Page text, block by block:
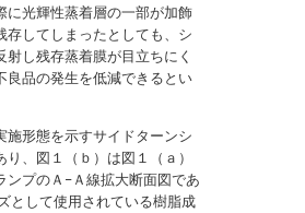
に光輝性蒸着層の一部が加飾
存してしまったとしても、シ
し残存蒸着膜が目立ちにく
良品の発生を低減できるとい
施形態を示すサイドターンシ
、図１（ｂ）は図１（ａ）
ンプのＡ−Ａ線拡大断面図であ
として使用されている樹脂成